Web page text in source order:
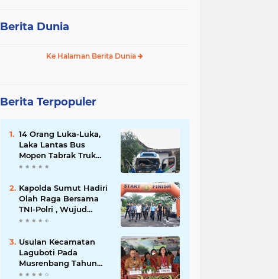
Berita Dunia
Ke Halaman Berita Dunia
Berita Terpopuler
14 Orang Luka-Luka,
Laka Lantas Bus
Mopen Tabrak Truk
Sedang Parkir Di
Kapolda Sumut Hadiri
Olah Raga Bersama
TNI-Polri , Wujud
Kebersamaan Menjaga
Usulan Kecamatan
Laguboti Pada
Musrenbang Tahun
2025, Bupati Toba